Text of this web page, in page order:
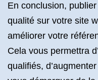
En conclusion,
qualité sur votre site
améliorer votre
Cela vous permettra
qualifiés,